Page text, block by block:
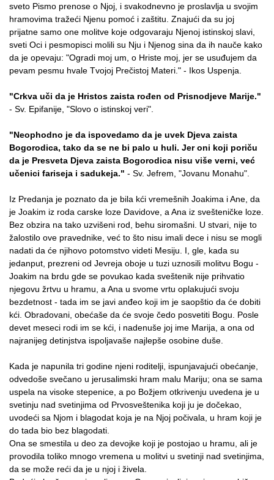
sveto Pismo prenose o Njoj, i svakodnevno je proslavlja u svojim
hramovima tražeći Njenu pomoć i zaštitu. Znajući da su joj
prijatne samo one molitve koje odgovaraju Njenoj istinskoj slavi,
sveti Oci i pesmopisci molili su Nju i Njenog sina da ih nauče kako
da je opevaju: "Ogradi moj um, o Hriste moj, jer se usuđujem da
pevam pesmu hvale Tvojoj Prečistoj Materi." - Ikos Uspenja.
"Crkva uči da je Hristos zaista rođen od Prisnodjeve Marije."
- Sv. Epifanije, "Slovo o istinskoj veri".
"Neophodno je da ispovedamo da je uvek Djeva zaista
Bogorodica, tako da se ne bi palo u huli. Jer oni koji poriču
da je Presveta Djeva zaista Bogorodica nisu više verni, već
učenici fariseja i sadukeja." - Sv. Jefrem, "Jovanu Monahu".
Iz Predanja je poznato da je bila kći vremešnih Joakima i Ane, da
je Joakim iz roda carske loze Davidove, a Ana iz svešteničke loze.
Bez obzira na tako uzvišeni rod, behu siromašni. U stvari, nije to
žalostilo ove pravednike, već to što nisu imali dece i nisu se mogli
nadati da će njihovo potomstvo videti Mesiju. I, gle, kada su
jedanput, prezreni od Jevreja oboje u tuzi uznosili molitvu Bogu -
Joakim na brdu gde se povukao kada sveštenik nije prihvatio
njegovu žrtvu u hramu, a Ana u svome vrtu oplakujući svoju
bezdetnost - tada im se javi anđeo koji im je saopštio da će dobiti
kći. Obradovani, obećaše da će svoje čedo posvetiti Bogu. Posle
devet meseci rodi im se kći, i nadenuše joj ime Marija, a ona od
najranijeg detinjstva ispoljavaše najlepše osobine duše.
Kada je napunila tri godine njeni roditelji, ispunjavajući obećanje,
odvedoše svečano u jerusalimski hram malu Mariju; ona se sama
uspela na visoke stepenice, a po Božjem otkrivenju uvedena je u
svetinju nad svetinjima od Prvosveštenika koji ju je dočekao,
uvodeći sa Njom i blagodat koja je na Njoj počivala, u hram koji je
do tada bio bez blagodati.
Ona se smestila u deo za devojke koji je postojao u hramu, ali je
provodila toliko mnogo vremena u molitvi u svetinji nad svetinjima,
da se može reći da je u njoj i živela.